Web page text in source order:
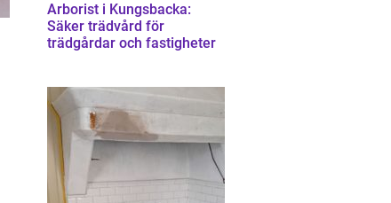
Arborist i Kungsbacka:
Säker trädvård för
trädgårdar och fastigheter